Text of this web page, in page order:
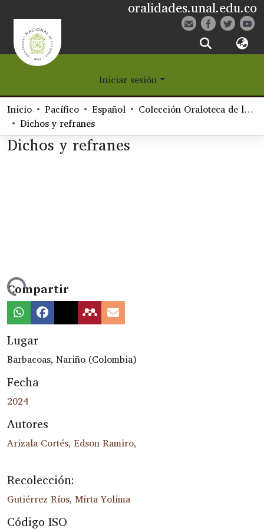
oralidades.unal.edu.co
¿Qué es Eetane?
Comunidades
Navegar
Estadísticas
Iniciar sesión
Inicio
Pacífico Español
Colección Oraloteca de la Biblioteca Nacional de Colombia
Dichos y refranes
Dichos y refranes
Compartir
Lugar
Barbacoas, Nariño (Colombia)
Fecha
2024
Autores
Arizala Cortés, Edson Ramiro,
Recolección:
Gutiérrez Ríos, Mirta Yolima
Código ISO